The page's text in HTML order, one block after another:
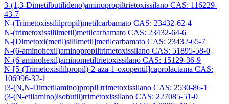
3-(1,3-Dimetilbutilideno)aminopropiltrietoxissilano CAS: 116229-
43-7
N-(Trimetoxissililpropil)metilcarbamato CAS: 23432-62-4
N-(trimetoxissililmetil)metilcarbamato CAS: 23432-64-6
N-[Dimetoxi(metil)sililmetil]metilcarbamato CAS: 23432-65-7
N-(6-aminohexil)aminopropiltrimetoxissilano CAS: 51895-58-0
N-(6-aminohexil)aminometiltrietoxissilano CAS: 15129-36-9
N-[5-(Trimetoxisililpropil)-2-aza-1-oxopentil]caprolactama CAS:
106996-32-1
[3-(N,N-Dimetilamino)propil]trimetoxissilano CAS: 2530-86-1
(3-(N-etilamino)isobutil)trimetoxissilano CAS: 227085-51-0